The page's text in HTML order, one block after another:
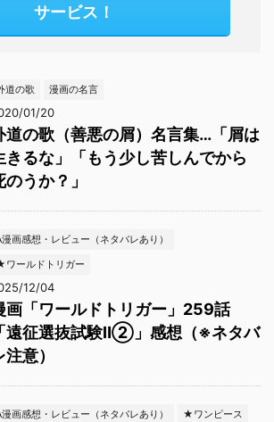
サービス！
道の歌 漫画の名言
01/20
道の歌（善悪の屑）名言集…「屑は
きるな」「もう少し苦しんでから
のうか？」
漫画感想・レビュー（ネタバレあり）
ワールドトリガー
12/04
画「ワールドトリガー」259話
「遠征選抜試験Ⅱ②」感想（※ネタバ
注意）
漫画感想・レビュー（ネタバレあり） ★ワンピース